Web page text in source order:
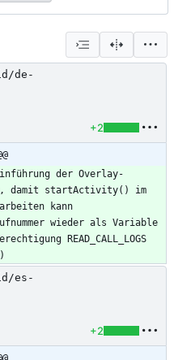
de-
+2
der Overlay-
damit startActivity() im
wieder als Variable
READ_CALL_LOGS
es-
+2